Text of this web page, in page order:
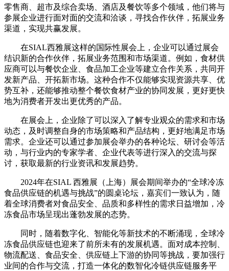
零售商、超市及综合卖场、酒店及餐饮等多个领域，他们将与
参展企业进行面对面的交流和洽谈，寻找合作伙伴，拓展业务
渠道，实现共赢发展。
在SIAL西雅展这样的国际性展会上，企业可以通过展会
结识新的合作伙伴，拓展业务范围和市场渠道。例如，食材供
应商可以与餐饮企业、食品加工企业等建立合作关系，共同开
发新产品、开拓新市场。这种合作不仅能够实现资源共享、优
势互补，还能够推动整个餐饮食材产业的协同发展，更好更快
地为消费者开发出更优秀的产品。
在展会上，企业除了可以深入了解专业观众的需求和市场
动态，及时调整自身的市场策略和产品结构，更好地满足市场
需求。企业还可以通过参加展会举办的各种论坛、研讨会等活
动，与行业内的专家学者、企业代表等进行深入的交流与探
讨，获取最新的行业资讯和发展趋势。
2024年在SIAL 西雅展（上海）展会期间举办的“全球冷冻
食品供应链的机遇与挑战”的圆桌论坛，嘉宾们一致认为，随
着全球消费者对食品安全、品质和多样性的需求日益增加，冷
冻食品市场呈现出蓬勃发展的态势。
同时，随着数字化、智能化等新技术的不断涌现，全球冷
冻食品供应链也迎来了前所未有的发展机遇。面对成本控制、
物流配送、食品安全、供应链上下游的协同等挑战，要加强行
业间的合作与交流，打造一体化的数智化冷链供应链服务平